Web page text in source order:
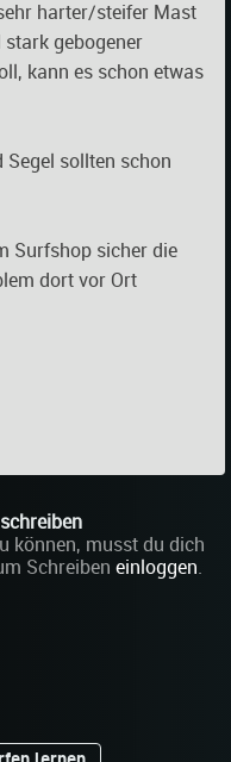
harter/steifer Mast
stark gebogener
kann es schon etwas
Segel sollten schon
Surfshop sicher die
dort vor Ort
können, musst du dich
Schreiben einloggen.